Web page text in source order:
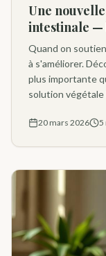
Une
intestinale —
Quand on
à s'améliorer.
plus importante
solution végétale
20 mars 2026 5